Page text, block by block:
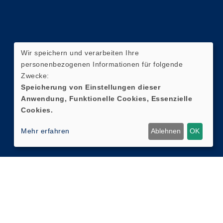
Wir speichern und verarbeiten Ihre
personenbezogenen Informationen für folgende
Zwecke:
Speicherung von Einstellungen dieser
Anwendung, Funktionelle Cookies, Essenzielle
Cookies.
Mehr erfahren Ablehnen OK